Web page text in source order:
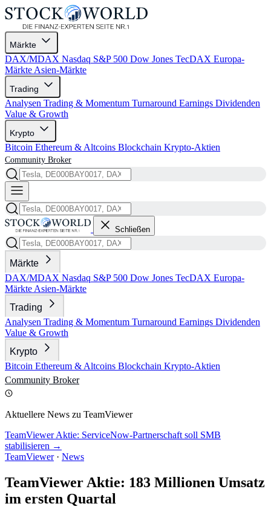
Märkte
DAX/MDAX Nasdaq S&P 500 Dow Jones TecDAX Europa-
Märkte Asien-Märkte
Trading
Analysen Trading & Momentum Turnaround Earnings Dividenden
Value & Growth
Krypto
Bitcoin Ethereum & Altcoins Blockchain Krypto-Aktien
Community Broker
Schließen
Märkte
DAX/MDAX Nasdaq S&P 500 Dow Jones TecDAX Europa-
Märkte Asien-Märkte
Trading
Analysen Trading & Momentum Turnaround Earnings Dividenden
Value & Growth
Krypto
Bitcoin Ethereum & Altcoins Blockchain Krypto-Aktien
Community Broker
Aktuellere News zu TeamViewer
TeamViewer Aktie: ServiceNow-Partnerschaft soll SMB
stabilisieren →
TeamViewer · News
TeamViewer Aktie: 183 Millionen Umsatz
im ersten Quartal